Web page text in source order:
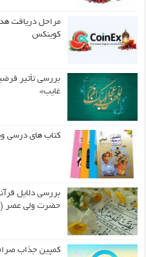
مراحل دریافت
کوینکس
بررسی تأثیر
غایب»
کتاب های درسی
بررسی دلایل
حضرت ولی عصر
کمپین جذاب